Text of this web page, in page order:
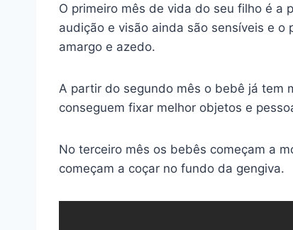
O primeiro mês de vida do seu filho é a
audição e visão ainda são sensíveis e
amargo e azedo.
A partir do segundo mês o bebê já tem
conseguem fixar melhor objetos e
No terceiro mês os bebês começam a
começam a coçar no fundo da gengiva.